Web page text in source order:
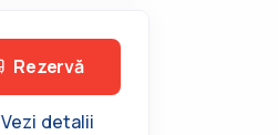
Rezervă
Vezi detalii